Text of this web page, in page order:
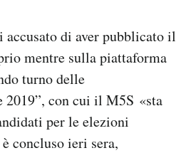
di aver pubblicato il
mentre sulla piattaforma
turno delle
2019”, con cui il M5S «sta
per le elezioni
concluso ieri sera,